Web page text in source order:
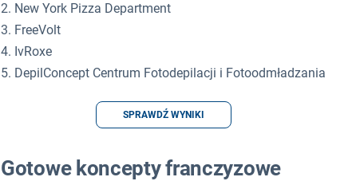
2. New York Pizza Department
3. FreeVolt
4. IvRoxe
5. DepilConcept Centrum Fotodepilacji i Fotoodmładzania
SPRAWDŹ WYNIKI
Gotowe koncepty franczyzowe